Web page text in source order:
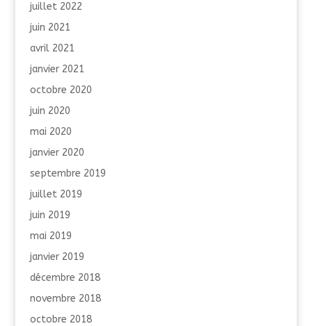
juillet 2022
juin 2021
avril 2021
janvier 2021
octobre 2020
juin 2020
mai 2020
janvier 2020
septembre 2019
juillet 2019
juin 2019
mai 2019
janvier 2019
décembre 2018
novembre 2018
octobre 2018